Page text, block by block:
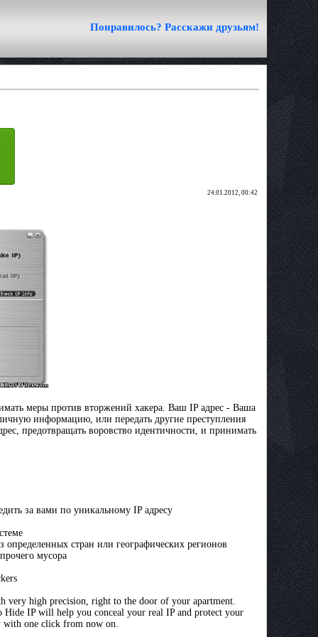
Понравилось? Расскажи друзьям!
24.01.2012, 00:42
меры против вторжений хакера. Ваш IP адрес - Ваша
информацию, или передать другие преступления
предотвращать воровство идентичности, и принимать
за вами по уникальному IP адресу
определенных стран или географических регионов
мусора
very high precision, right to the door of your apartment.
Hide IP will help you conceal your real IP and protect your
with one click from now on.